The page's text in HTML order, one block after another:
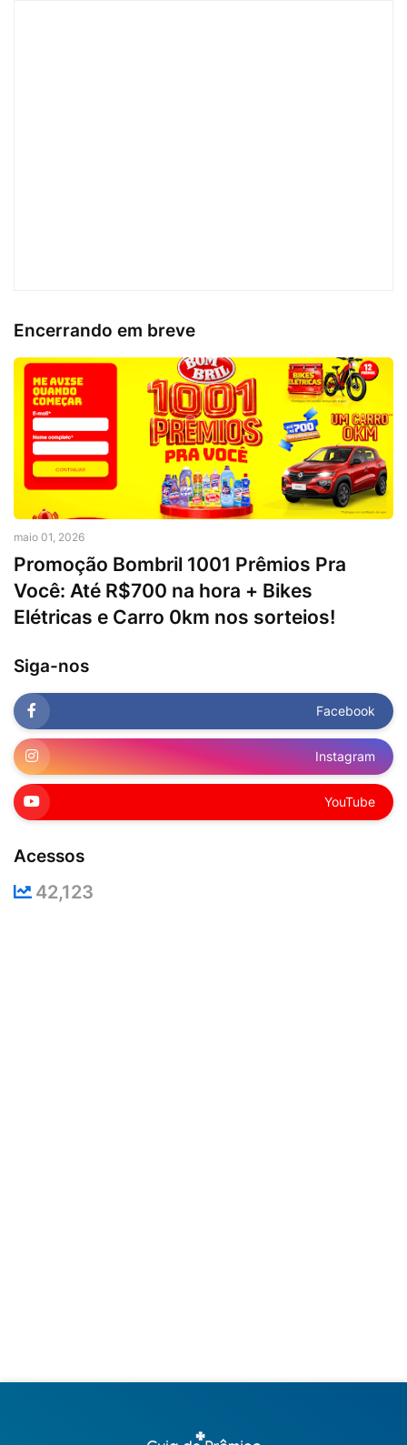
Encerrando em breve
maio 01, 2026
Promoção Bombril 1001 Prêmios Pra
Você: Até R$700 na hora + Bikes
Elétricas e Carro 0km nos sorteios!
Siga-nos
Facebook
Instagram
YouTube
Acessos
42,123